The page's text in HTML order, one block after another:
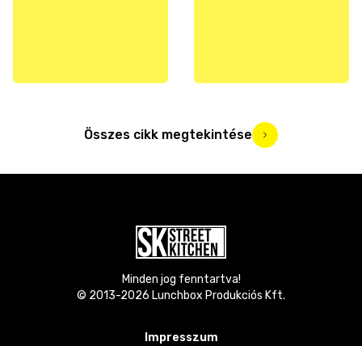
Összes cikk megtekintése
Minden jog fenntartva!
© 2013-2026 Lunchbox Produkciós Kft.
Impresszum